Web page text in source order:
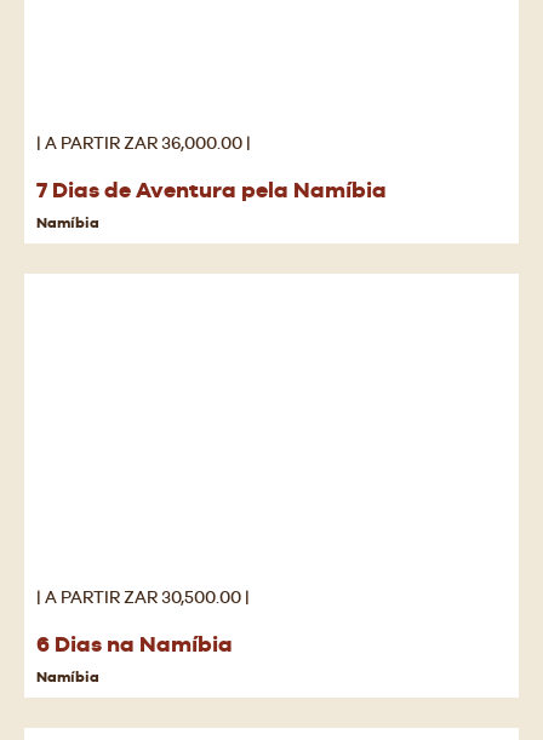
| A PARTIR ZAR 36,000.00 |
7 Dias de Aventura pela Namíbia
Namíbia
| A PARTIR ZAR 30,500.00 |
6 Dias na Namíbia
Namíbia